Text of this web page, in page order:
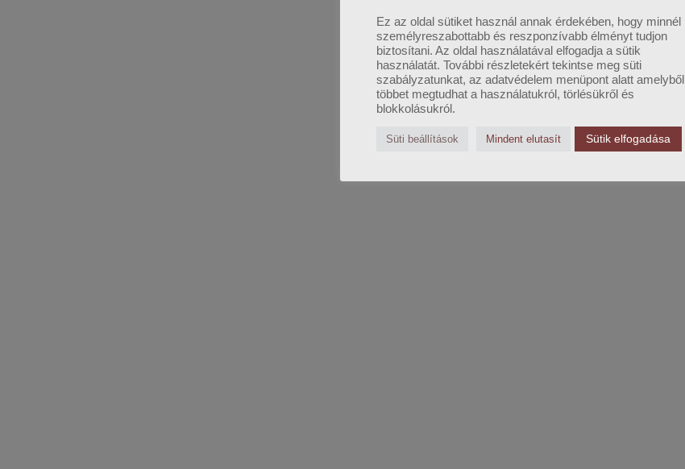
Ez az oldal sütiket használ annak érdekében, hogy minnél
személyreszabottabb és reszponzívabb élményt tudjon
biztosítani. Az oldal használatával elfogadja a sütik
használatát. További részletekért tekintse meg süti
szabályzatunkat, az adatvédelem menüpont alatt amelyből
többet megtudhat a használatukról, törlésükről és
blokkolásukról.
Süti beállítások Mindent elutasít Sütik elfogadása